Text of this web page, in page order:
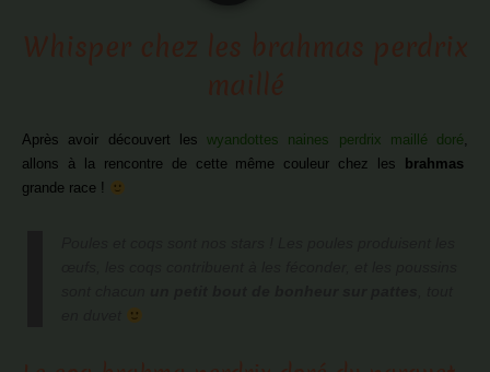
Après avoir découvert les wyandottes naines perdrix maillé doré,
allons à la rencontre de cette même couleur chez les
brahmas
grande race !